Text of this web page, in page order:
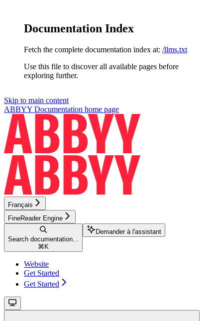
Documentation Index
Fetch the complete documentation index at: /llms.txt
Use this file to discover all available pages before
exploring further.
Skip to main content
ABBYY Documentation home page
Français
FineReader Engine
Search documentation...
⌘ K
Demander à l'assistant
Website
Get Started
Get Started